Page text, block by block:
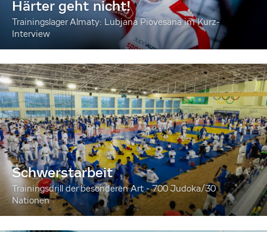
Härter geht nicht!
Trainingslager Almaty: Lubjana Piovesana im Kurz-
Interview
Schwerstarbeit
Trainingsdrill der besonderen Art - 700 Judoka/30
Nationen